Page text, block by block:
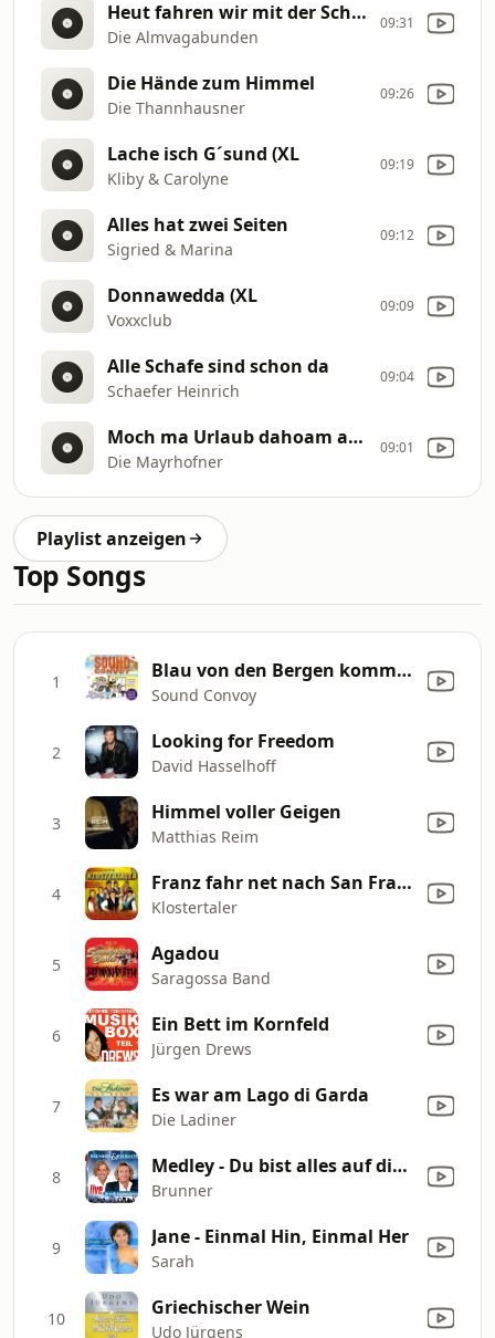
Heut fahren wir mit der Schneebergbahn
Die Almvagabunden
09:31
Die Hände zum Himmel
Die Thannhausner
09:26
Lache isch G´sund (XL
Kliby & Carolyne
09:19
Alles hat zwei Seiten
Sigried & Marina
09:12
Donnawedda (XL
Voxxclub
09:09
Alle Schafe sind schon da
Schaefer Heinrich
09:04
Moch ma Urlaub dahoam auf Balkonien
Die Mayrhofner
09:01
Playlist anzeigen
Top Songs
1 Blau von den Bergen kommen wir (Ja ja jippie jippie Yeah) [Kleiner Hütten Mix]
Sound Convoy
2 Looking for Freedom
David Hasselhoff
3 Himmel voller Geigen
Matthias Reim
4 Franz fahr net nach San Francisco
Klostertaler
5 Agadou
Saragossa Band
6 Ein Bett im Kornfeld
Jürgen Drews
7 Es war am Lago di Garda
Die Ladiner
8 Medley - Du bist alles auf dieser Welt (Du bist alles auf dieser Welt / Tief in der Nacht / Lieb´mich mit Leib und Seele / Ich lieb´dich immer mehr / Die eine Nacht in deinen Armen / Irgendwo und Irgendwann / Bis in alle Ewigkeit ) [Live]
Brunner
9 Jane - Einmal Hin, Einmal Her
Sarah
10 Griechischer Wein
Udo Jürgens